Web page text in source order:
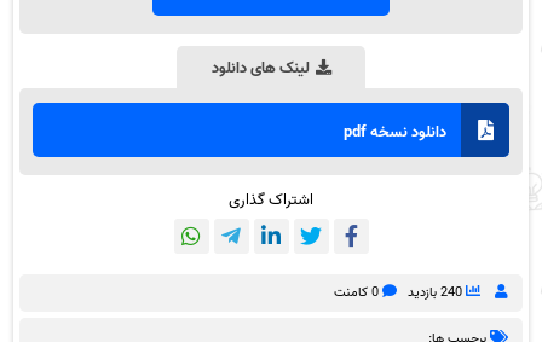
لینک های دانلود
دانلود نسخه pdf
اشتراک گذاری
240 بازدید 0 کامنت